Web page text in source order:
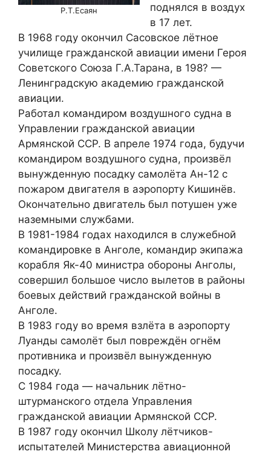
Р.Т.Есаян
поднялся в воздух
в 17 лет.
В 1968 году окончил Сасовское лётное
училище гражданской авиации имени Героя
Советского Союза Г.А.Тарана, в 198? —
Ленинградскую академию гражданской
авиации.
Работал командиром воздушного судна в
Управлении гражданской авиации
Армянской ССР. В апреле 1974 года, будучи
командиром воздушного судна, произвёл
вынужденную посадку самолёта Ан-12 с
пожаром двигателя в аэропорту Кишинёв.
Окончательно двигатель был потушен уже
наземными службами.
В 1981-1984 годах находился в служебной
командировке в Анголе, командир экипажа
корабля Як-40 министра обороны Анголы,
совершил большое число вылетов в районы
боевых действий гражданской войны в
Анголе.
В 1983 году во время взлёта в аэропорту
Луанды самолёт был повреждён огнём
противника и произвёл вынужденную
посадку.
С 1984 года — начальник лётно-
штурманского отдела Управления
гражданской авиации Армянской ССР.
В 1987 году окончил Школу лётчиков-
испытателей Министерства авиационной